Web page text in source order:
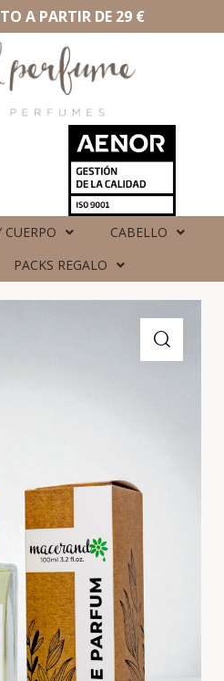
A PARTIR DE 29 €
CUERPO
CABELLO
PACKS REGALO